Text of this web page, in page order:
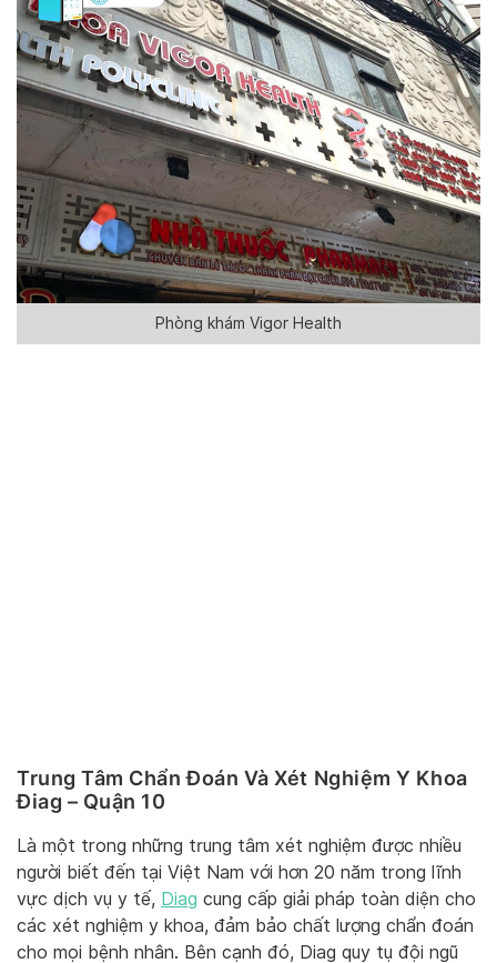
Phòng khám Vigor Health
Trung Tâm Chẩn Đoán Và Xét Nghiệm Y Khoa
Điag – Quận 10
Là một trong những trung tâm xét nghiệm được nhiều
người biết đến tại Việt Nam với hơn 20 năm trong lĩnh
vực dịch vụ y tế, Diag cung cấp giải pháp toàn diện cho
các xét nghiệm y khoa, đảm bảo chất lượng chẩn đoán
cho mọi bệnh nhân. Bên cạnh đó, Diag quy tụ đội ngũ